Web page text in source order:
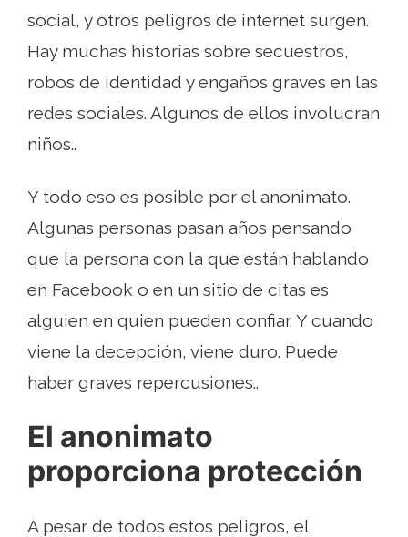
social, y otros peligros de internet surgen.
Hay muchas historias sobre secuestros,
robos de identidad y engaños graves en las
redes sociales. Algunos de ellos involucran
niños..
Y todo eso es posible por el anonimato.
Algunas personas pasan años pensando
que la persona con la que están hablando
en Facebook o en un sitio de citas es
alguien en quien pueden confiar. Y cuando
viene la decepción, viene duro. Puede
haber graves repercusiones..
El anonimato
proporciona protección
A pesar de todos estos peligros, el